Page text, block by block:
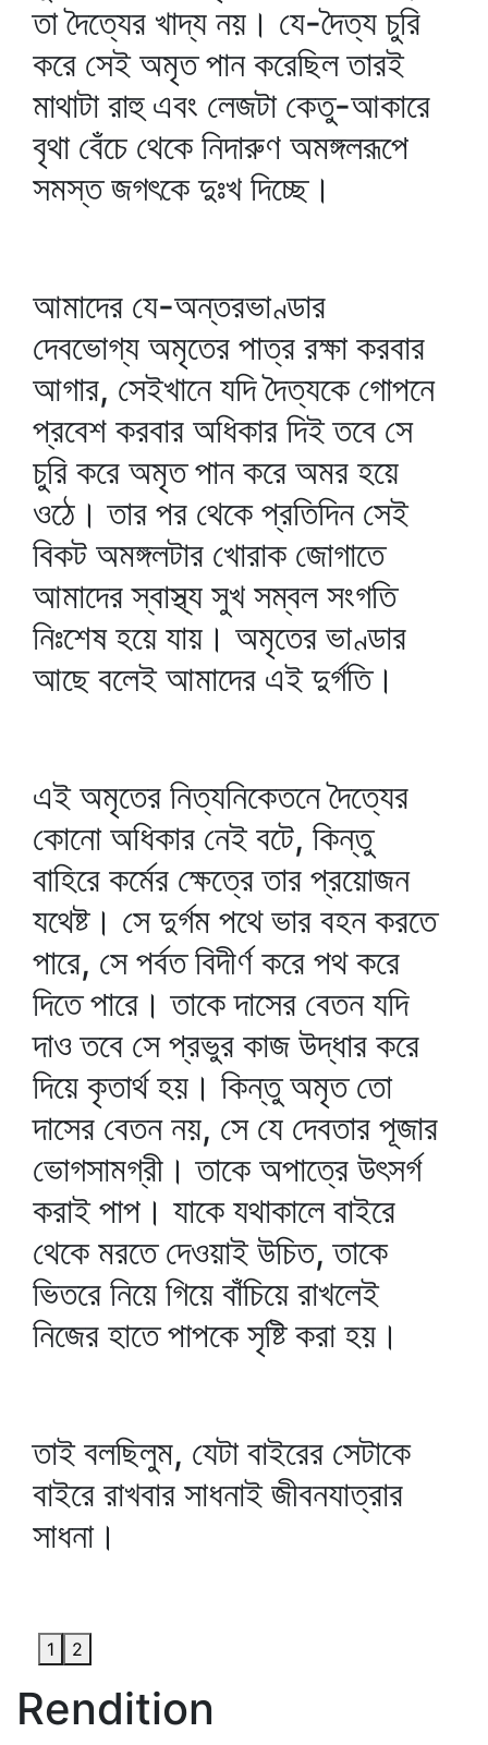
তা দৈত্যের খাদ্য নয়। যে-দৈত্য চুরি
করে সেই অমৃত পান করেছিল তারই
মাথাটা রাহু এবং লেজটা কেতু-আকারে
বৃথা বেঁচে থেকে নিদারুণ অমঙ্গলরূপে
সমস্ত জগৎকে দুঃখ দিচ্ছে।
আমাদের যে-অন্তরভাণ্ডার
দেবভোগ্য অমৃতের পাত্র রক্ষা করবার
আগার, সেইখানে যদি দৈত্যকে গোপনে
প্রবেশ করবার অধিকার দিই তবে সে
চুরি করে অমৃত পান করে অমর হয়ে
ওঠে। তার পর থেকে প্রতিদিন সেই
বিকট অমঙ্গলটার খোরাক জোগাতে
আমাদের স্বাস্থ্য সুখ সম্বল সংগতি
নিঃশেষ হয়ে যায়। অমৃতের ভাণ্ডার
আছে বলেই আমাদের এই দুর্গতি।
এই অমৃতের নিত্যনিকেতনে দৈত্যের
কোনো অধিকার নেই বটে, কিন্তু
বাহিরে কর্মের ক্ষেত্রে তার প্রয়োজন
যথেষ্ট। সে দুর্গম পথে ভার বহন করতে
পারে, সে পর্বত বিদীর্ণ করে পথ করে
দিতে পারে। তাকে দাসের বেতন যদি
দাও তবে সে প্রভুর কাজ উদ্ধার করে
দিয়ে কৃতার্থ হয়। কিন্তু অমৃত তো
দাসের বেতন নয়, সে যে দেবতার পূজার
ভোগসামগ্রী। তাকে অপাত্রে উৎসর্গ
করাই পাপ। যাকে যথাকালে বাইরে
থেকে মরতে দেওয়াই উচিত, তাকে
ভিতরে নিয়ে গিয়ে বাঁচিয়ে রাখলেই
নিজের হাতে পাপকে সৃষ্টি করা হয়।
তাই বলছিলুম, যেটা বাইরের সেটাকে
বাইরে রাখবার সাধনাই জীবনযাত্রার
সাধনা।
1 2
Rendition